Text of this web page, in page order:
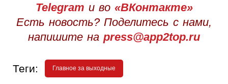
Telegram и во «ВКонтакте»
Есть новость? Поделитесь с нами,
напишите на press@app2top.ru
Теги: Главное за выходные